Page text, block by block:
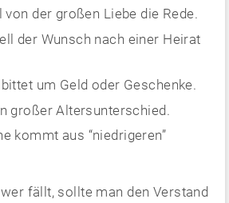
der großen Liebe die Rede.
der Wunsch nach einer Heirat
um Geld oder Geschenke.
großer Altersunterschied.
kommt aus “niedrigeren”
fällt, sollte man den Verstand